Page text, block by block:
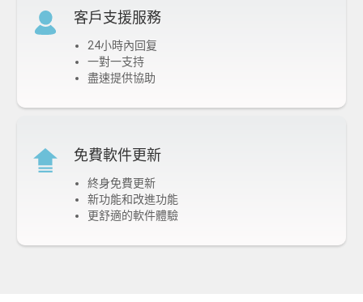
客戶支援服務
24小時內回复
一對一支持
盡速提供協助
免費軟件更新
終身免費更新
新功能和改進功能
更舒適的軟件體驗